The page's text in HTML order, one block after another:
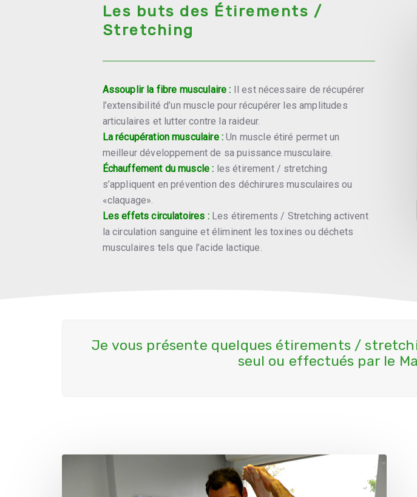
Les buts des Étirements /
Stretching
Assouplir la fibre musculaire : Il est nécessaire de récupérer
l’extensibilité d’un muscle pour récupérer les amplitudes
articulaires et lutter contre la raideur.
La récupération musculaire : Un muscle étiré permet un
meilleur développement de sa puissance musculaire.
Échauffement du muscle : les étirement / stretching
s’appliquent en prévention des déchirures musculaires ou
«claquage».
Les effets circulatoires :Les étirements / Stretching activent
la circulation sanguine et éliminent les toxines ou déchets
musculaires tels que l’acide lactique.
Je vous présente quelques étirements /
seul ou effectués par le